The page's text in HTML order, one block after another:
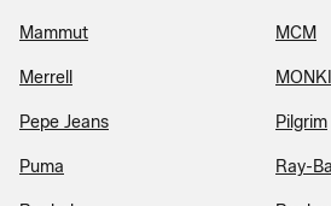
Mammut MCM
Merrell MONKI
Pepe Jeans Pilgrim
Puma Ray-